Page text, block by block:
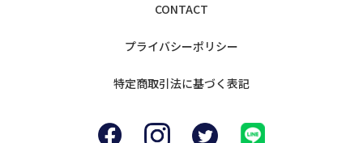
CONTACT
プライバシーポリシー
特定商取引法に基づく表記